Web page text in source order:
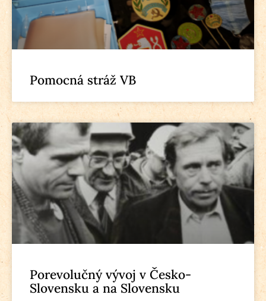
Pomocná stráž VB
Porevolučný vývoj v Česko-
Slovensku a na Slovensku